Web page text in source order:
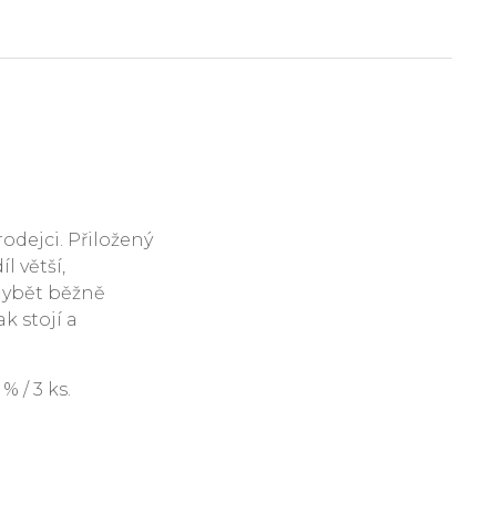
Přiložený
větší,
běžně
stojí a
/ 3 ks.